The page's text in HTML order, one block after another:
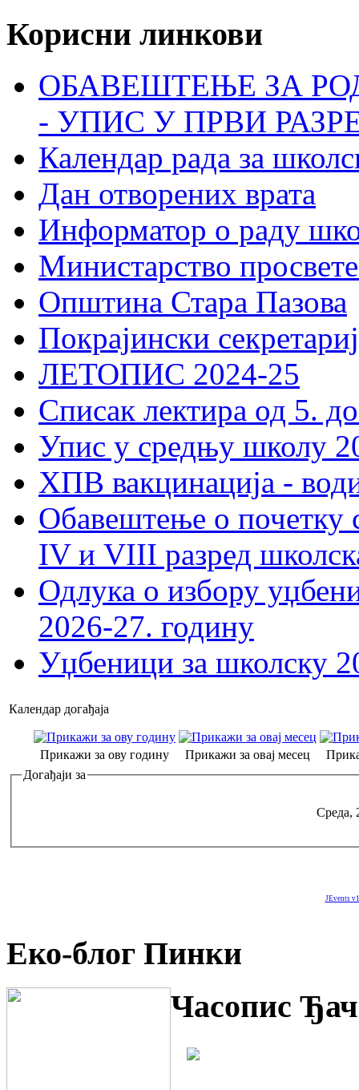
Корисни линкови
ОБАВЕШТЕЊЕ ЗА
- УПИС У ПРВИ
Календар рада за
Дан отворених врата
Информатор о раду
Министарство
Општина Стара Пазова
Покрајински
ЛЕТОПИС 2024-25
Списак лектира од 5.
Упис у средњу школу
ХПВ вакцинација -
Обавештење о почетку
IV и VIII разред
Одлука о избору
2026-27. годину
Уџбеници за школску
Календар догађаја
Прикажи за ову годину Прикажи за овај месец
Догађаји за
Среда,
JEvents
Еко-блог Пинки
Часопис